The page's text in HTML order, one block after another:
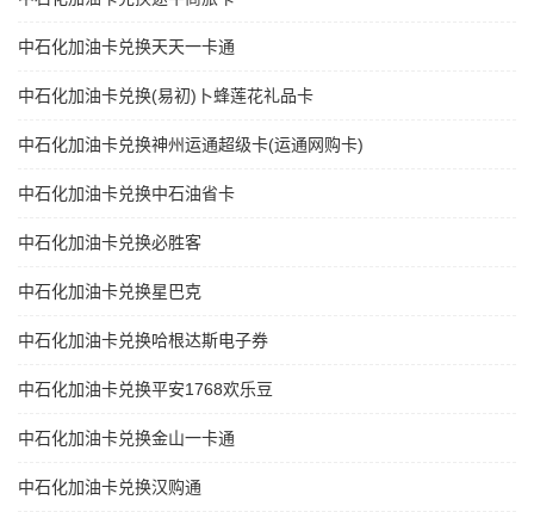
中石化加油卡兑换天天一卡通
中石化加油卡兑换(易初)卜蜂莲花礼品卡
中石化加油卡兑换神州运通超级卡(运通网购卡)
中石化加油卡兑换中石油省卡
中石化加油卡兑换必胜客
中石化加油卡兑换星巴克
中石化加油卡兑换哈根达斯电子券
中石化加油卡兑换平安1768欢乐豆
中石化加油卡兑换金山一卡通
中石化加油卡兑换汉购通